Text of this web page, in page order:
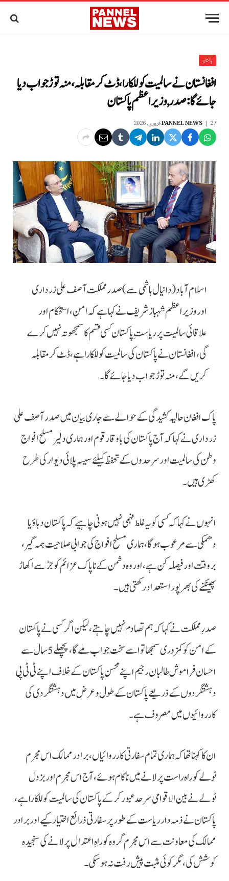
پاکستان
افغانستان نے سالمیت کو للکارا، ڈٹ کر مقابلہ، منہ توڑ جواب دیا
جائے گا: صدر, وزیراعظم پاکستان
PANNEL NEWS 27 فروری, 2026
اسلام آباد (دانیال ہاشمی سے) صدر مملکت آصف علی زرداری
اور وزیراعظم شہباز شریف نے کہا ہے کہ امن، استحکام اور
علاقائی سالمیت پر ریاستِ پاکستان کسی قسم کا سمجھوتہ نہیں کرے
گی، افغانستان نے پاکستان کی سالمیت کو للکارا ہے، ڈٹ کر مقابلہ
کریں گے، منہ توڑ جواب دیا جائے گا۔
پاک افغان حالیہ کشیدگی کے حوالے سے جاری بیان میں صدر آصف علی
زرداری نے کہا کہ آج پاکستان کی با وقار قوم اور ہماری دلیر مسلح افواج
وطن کی سالمیت اور سرحدوں کے تحفظ کیلئے سیسہ پلائی دیوار کی طرح
کھڑی ہیں۔
انہوں نے کہا کہ کسی کو یہ غلط فہمی نہیں ہونی چاہیے کہ پاکستان دباؤ یا
دھمکی سے مرعوب ہوگا، ہماری مسلح افواج کی جوابی صلاحیت ہمہ گیر،
بروقت اور فیصلہ کن ہے، اور وہ دشمن کے ناپاک عزائم کو جڑ سے اکھاڑ
پھینکنے کی بھرپور استعداد رکھتی ہیں۔
صدرِ مملکت نے کہا کہ ہم تصادم نہیں چاہتے، لیکن اگر کسی نے پاکستان
کے امن کو کمزوری سمجھا تو اسے سخت جواب ملے گا، پچھلے 5 سال سے
احسان فراموش طالبان رجیم اپنے محسن پاکستان کے خلاف اپنے ٹی ٹی پی
دہشتگردوں کے ذریعے پاکستان کے طول و عرض میں دہشتگردی کی
کارروائیوں میں مصروف ہے۔
ان کا کہنا تھا کہ ہماری تمام سفارتی کارروائیاں، برادر ممالک اس مجرم
ٹولے کو راہ راست پر لانے میں ناکام ہوئے، آج اس مجرم اور بزدل
ٹولے نے بین الاقوامی سرحد عبور کر کے پاکستان کی سالمیت کو للکارا ہے،
پاکستان نے ذمہ دار ریاست کے طور پر سفارتی ذرائع اختیار کیے اور برادر
ممالک کی معاونت سے اس مجرم گروہ کو راہِ اعتدال پر لانے کی سنجیدہ
کوشش کی، مگر کوئی مثبت پیش رفت نہ ہو سکی۔